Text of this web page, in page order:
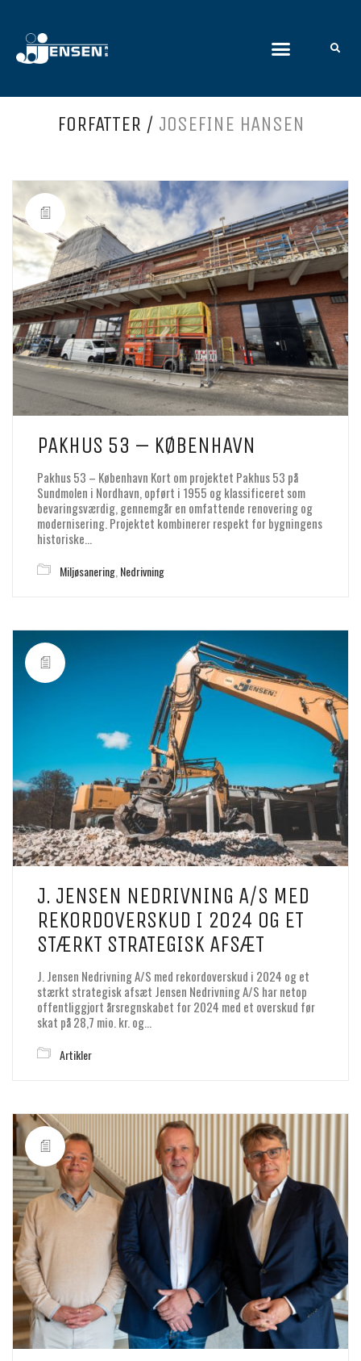
FORFATTER / JOSEFINE HANSEN
PAKHUS 53 – KØBENHAVN
Pakhus 53 – København Kort om projektet Pakhus 53 på
Sundmolen i Nordhavn, opført i 1955 og klassificeret som
bevaringsværdig, gennemgår en omfattende renovering og
modernisering. Projektet kombinerer respekt for bygningens
historiske…
Miljøsanering,Nedrivning
J. JENSEN NEDRIVNING A/S MED
REKORDOVERSKUD I 2024 OG ET
STÆRKT STRATEGISK AFSÆT
J. Jensen Nedrivning A/S med rekordoverskud i 2024 og et
stærkt strategisk afsæt Jensen Nedrivning A/S har netop
offentliggjort årsregnskabet for 2024 med et overskud før
skat på 28,7 mio. kr. og…
Artikler